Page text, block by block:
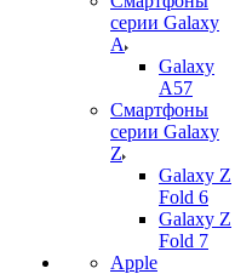
серии Galaxy
A
Galaxy
A57
Смартфоны
серии Galaxy
Z
Galaxy Z
Fold 6
Galaxy Z
Fold 7
Apple